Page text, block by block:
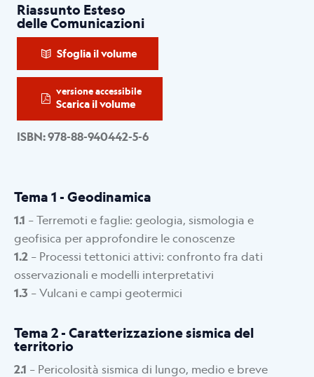
Tema 1 - Geodinamica
1.1 – Terremoti e faglie: geologia, sismologia e
geofisica per approfondire le conoscenze
1.2 – Processi tettonici attivi: confronto fra dati
osservazionali e modelli interpretativi
1.3 – Vulcani e campi geotermici
Tema 2 - Caratterizzazione sismica del
territorio
2.1 – Pericolosità sismica di lungo, medio e breve
Riassunto Esteso
delle Comunicazioni
Sfoglia il volume
versione accessibile
Scarica il volume
ISBN: 978-88-940442-5-6